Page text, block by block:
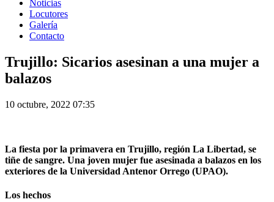
Noticias
Locutores
Galería
Contacto
Trujillo: Sicarios asesinan a una mujer a
balazos
10 octubre, 2022 07:35
La fiesta por la primavera en Trujillo, región La Libertad, se
tiñe de sangre. Una joven mujer fue asesinada a balazos en los
exteriores de la Universidad Antenor Orrego (UPAO).
Los hechos